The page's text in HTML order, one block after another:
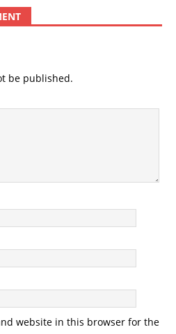
be published.
website in this browser for the